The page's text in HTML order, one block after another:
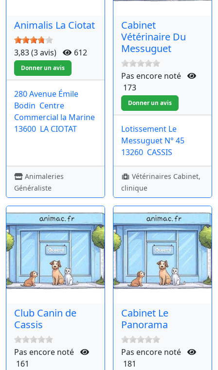
Animalis La Ciotat
3,83 (3 avis) 612
280 Avenue Émile
Bodin Centre
Commercial la Marine
13600 LA CIOTAT
Animaleries
Généraliste
Cabinet
Vétérinaire Du
Messuguet
Pas encore noté
173
Lotissement Le
Messuguet N° 45
13260 CASSIS
Vétérinaires Cabinet,
clinique
Club Canin de
Cassis
Pas encore noté
161
Cabinet Le
Panorama
Pas encore noté
181